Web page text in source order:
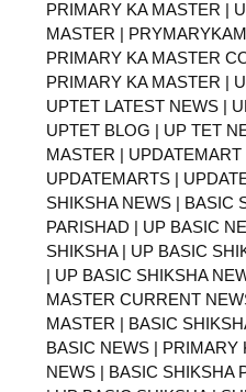
PRIMARY KA MASTER |
MASTER |
PRIMARY KA MASTER
PRIMARY KA MASTER |
UPTET LATEST NEWS |
UPTET BLOG | UP TET
MASTER | UPDATEMART
UPDATEMARTS |
SHIKSHA NEWS | BASIC
PARISHAD | UP BASIC
SHIKSHA | UP BASIC
| UP BASIC SHIKSHA
MASTER CURRENT
MASTER | BASIC
BASIC NEWS | PRIMARY
NEWS | BASIC SHIKSHA